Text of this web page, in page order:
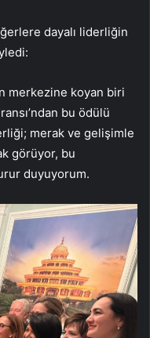
dayalı liderliğin
merkezine koyan biri
bu ödülü
merak ve gelişimle
görüyor, bu
duyuyorum.